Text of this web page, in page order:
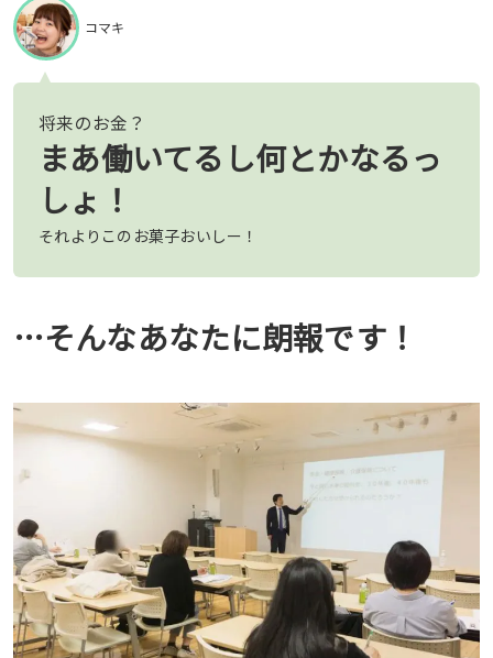
コマキ
将来のお金？
まあ働いてるし何とかなるっ
しょ！
それよりこのお菓子おいしー！
…そんなあなたに朗報です！